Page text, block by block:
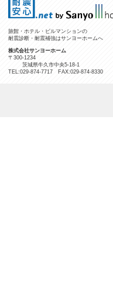
旅館・ホテル・ビルマンションの
耐震診断・耐震補強はサンヨーホームへ
株式会社サンヨーホーム
〒300-1234
茨城県牛久市中央5-18-1
TEL:029-874-7717 FAX:029-874-8330